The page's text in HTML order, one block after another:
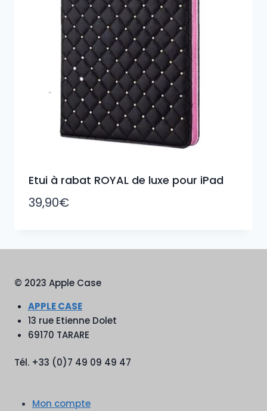
Etui à rabat ROYAL de luxe pour iPad
39,90€
© 2023 Apple Case
APPLE CASE
13 rue Etienne Dolet
69170 TARARE
Tél. +33 (0)7 49 09 49 47
Mon compte